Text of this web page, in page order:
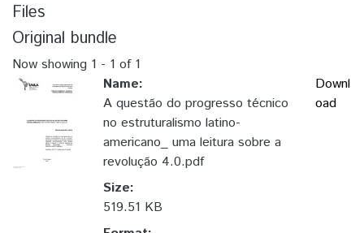
Files
Original bundle
Now showing 1 - 1 of 1
Name:
A questão do progresso técnico
no estruturalismo latino-
americano_ uma leitura sobre a
revolução 4.0.pdf
Size:
519.51 KB
Downl
oad